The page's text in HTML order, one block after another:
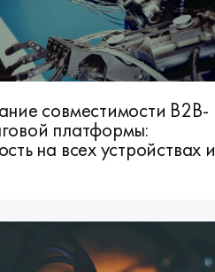
совместимости B2B-
платформы:
на всех устройствах и